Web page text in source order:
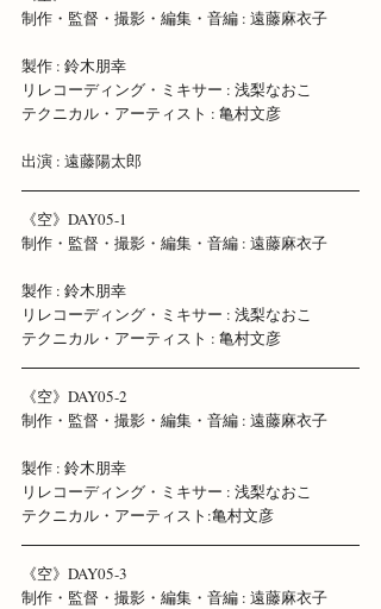
制作・監督・撮影・編集・音編 : 遠藤麻衣子
製作 : 鈴木朋幸
リレコーディング・ミキサー : 浅梨なおこ
テクニカル・アーティスト : 亀村文彦
出演 : 遠藤陽太郎
《空》DAY05-1
制作・監督・撮影・編集・音編 : 遠藤麻衣子
製作 : 鈴木朋幸
リレコーディング・ミキサー : 浅梨なおこ
テクニカル・アーティスト : 亀村文彦
《空》DAY05-2
制作・監督・撮影・編集・音編 : 遠藤麻衣子
製作 : 鈴木朋幸
リレコーディング・ミキサー : 浅梨なおこ
テクニカル・アーティスト:亀村文彦
《空》DAY05-3
制作・監督・撮影・編集・音編 : 遠藤麻衣子